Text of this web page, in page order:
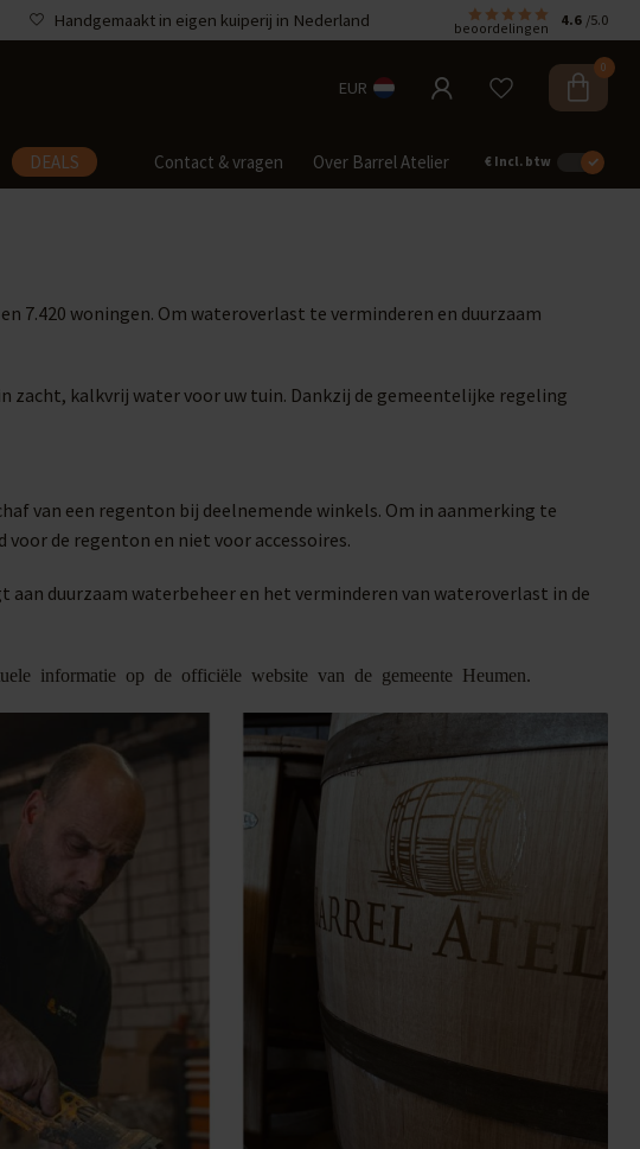
Handgemaakt in eigen kuiperij in Nederland beoordelingen 4.6 /5.0
EUR
0
DEALS Contact & vragen Over Barrel Atelier € Incl. btw
7.420 woningen. Om wateroverlast te verminderen en duurzaam
kalkvrij water voor uw tuin. Dankzij de gemeentelijke regeling
van een regenton bij deelnemende winkels. Om in aanmerking te
de regenton en niet voor accessoires.
duurzaam waterbeheer en het verminderen van wateroverlast in de
informatie op de officiële website van de gemeente Heumen.